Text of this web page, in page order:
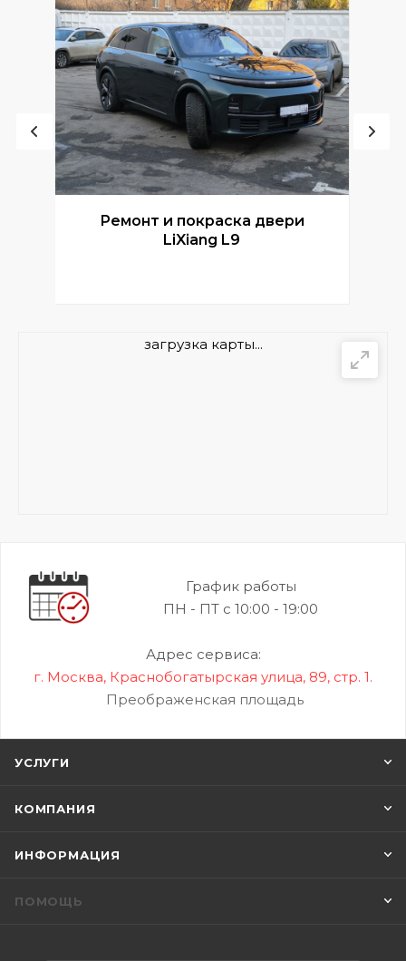
Ремонт и покраска двери
LiXiang L9
загрузка карты...
График работы
ПН - ПТ с 10:00 - 19:00
Адрес сервиса:
г. Москва, Краснобогатырская улица, 89, стр. 1.
Преображенская площадь
УСЛУГИ
КОМПАНИЯ
ИНФОРМАЦИЯ
ПОМОЩЬ